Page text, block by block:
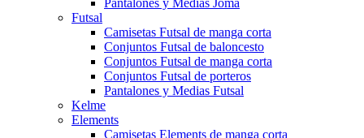
Pantalones y Medias Joma
Futsal
Camisetas Futsal de manga corta
Conjuntos Futsal de baloncesto
Conjuntos Futsal de manga corta
Conjuntos Futsal de porteros
Pantalones y Medias Futsal
Kelme
Elements
Camisetas Elements de manga corta